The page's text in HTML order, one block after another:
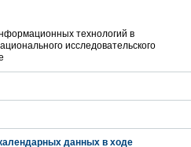
технологий в
исследовательского
данных в ходе